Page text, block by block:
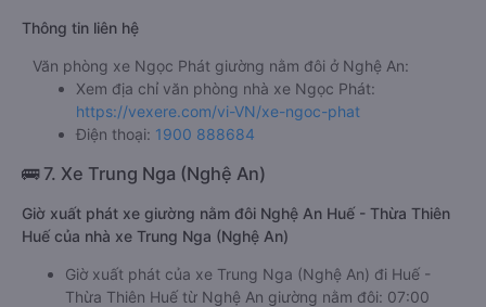
Thông tin liên hệ
Văn phòng xe Ngọc Phát giường nằm đôi ở Nghệ An:
Xem địa chỉ văn phòng nhà xe Ngọc Phát:
https://vexere.com/vi-VN/xe-ngoc-phat
Điện thoại: 1900 888684
🚌 7. Xe Trung Nga (Nghệ An)
Giờ xuất phát xe giường nằm đôi Nghệ An Huế - Thừa Thiên
Huế của nhà xe Trung Nga (Nghệ An)
Giờ xuất phát của xe Trung Nga (Nghệ An) đi Huế -
Thừa Thiên Huế từ Nghệ An giường nằm đôi: 07:00